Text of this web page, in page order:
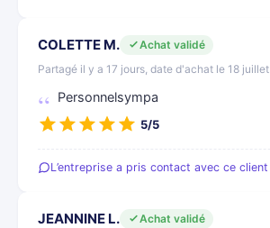
COLETTE M.
Achat validé
Partagé il y a 17 jours, date d'achat le 18 juillet
Personnelsympa
5/5
L’entreprise a pris contact avec ce client
JEANNINE L.
Achat validé